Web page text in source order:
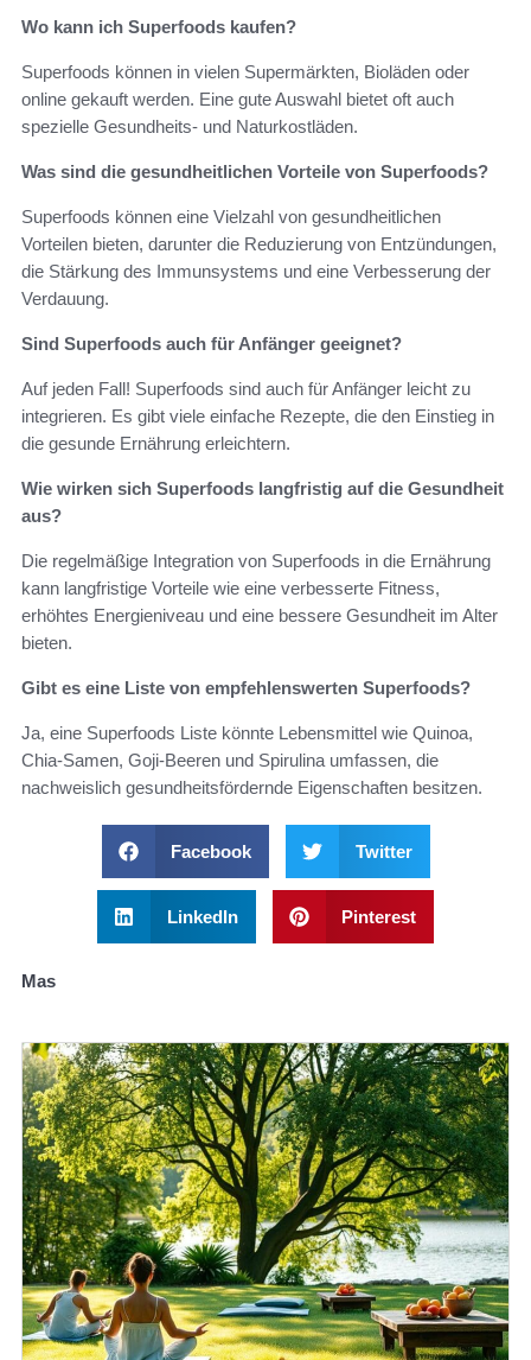
Wo kann ich Superfoods kaufen?
Superfoods können in vielen Supermärkten, Bioläden oder
online gekauft werden. Eine gute Auswahl bietet oft auch
spezielle Gesundheits- und Naturkostläden.
Was sind die gesundheitlichen Vorteile von Superfoods?
Superfoods können eine Vielzahl von gesundheitlichen
Vorteilen bieten, darunter die Reduzierung von Entzündungen,
die Stärkung des Immunsystems und eine Verbesserung der
Verdauung.
Sind Superfoods auch für Anfänger geeignet?
Auf jeden Fall! Superfoods sind auch für Anfänger leicht zu
integrieren. Es gibt viele einfache Rezepte, die den Einstieg in
die gesunde Ernährung erleichtern.
Wie wirken sich Superfoods langfristig auf die Gesundheit
aus?
Die regelmäßige Integration von Superfoods in die Ernährung
kann langfristige Vorteile wie eine verbesserte Fitness,
erhöhtes Energieniveau und eine bessere Gesundheit im Alter
bieten.
Gibt es eine Liste von empfehlenswerten Superfoods?
Ja, eine Superfoods Liste könnte Lebensmittel wie Quinoa,
Chia-Samen, Goji-Beeren und Spirulina umfassen, die
nachweislich gesundheitsfördernde Eigenschaften besitzen.
Facebook Twitter
LinkedIn Pinterest
Mas